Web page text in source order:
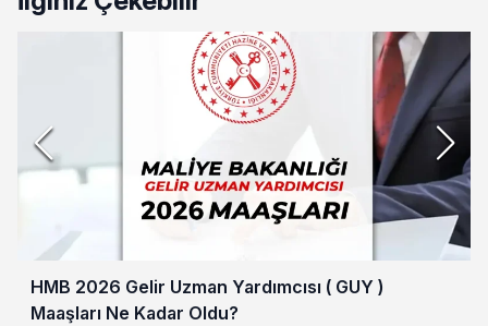
HMB 2026 Gelir Uzman Yardımcısı ( GUY )
Maaşları Ne Kadar Oldu?